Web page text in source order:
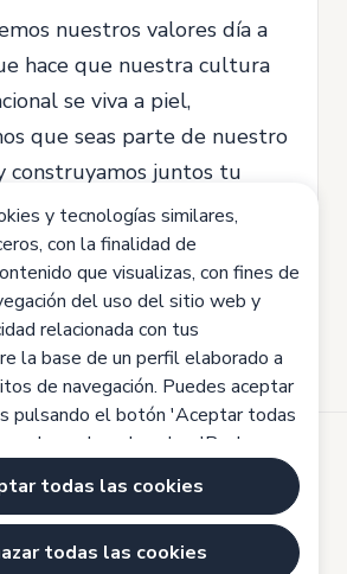
nuestros valores día a
hace que nuestra cultura
se viva a piel,
que seas parte de nuestro
construyamos juntos tu
y tecnologías similares,
con la finalidad de
que visualizas, con fines de
del uso del sitio web y
relacionada con tus
la base de un perfil elaborado a
de navegación. Puedes aceptar
pulsando el botón 'Aceptar todas
pulsando sobre 'Rechazar
o configurarlas haciendo clic en
Haz clic aquí para saber
todas las cookies
todas las cookies